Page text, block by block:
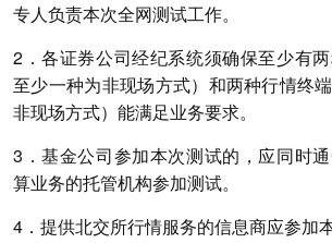
专人负责本次全网测试工作。
2．各证券公司经纪系统须确保至少有
至少一种为非现场方式）和两种行情终
非现场方式）能满足业务要求。
3．基金公司参加本次测试的，应同时
算业务的托管机构参加测试。
4．提供北交所行情服务的信息商应参加